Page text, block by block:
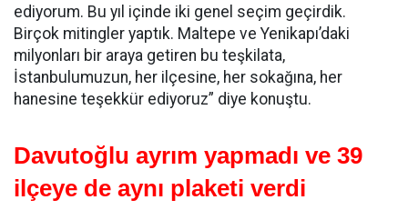
ediyorum. Bu yıl içinde iki genel seçim geçirdik.
Birçok mitingler yaptık. Maltepe ve Yenikapı’daki
milyonları bir araya getiren bu teşkilata,
İstanbulumuzun, her ilçesine, her sokağına, her
hanesine teşekkür ediyoruz” diye konuştu.
Davutoğlu ayrım yapmadı ve 39
ilçeye de aynı plaketi verdi